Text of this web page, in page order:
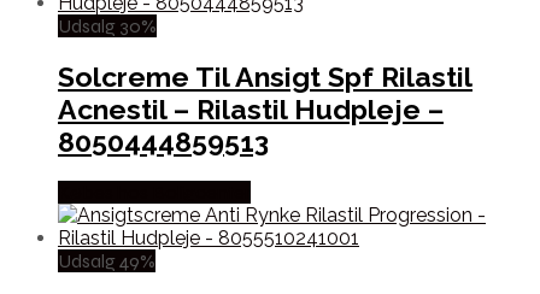
Udsalg 30%
Solcreme Til Ansigt Spf Rilastil
Acnestil – Rilastil Hudpleje –
8050444859513
Udsalg 49%